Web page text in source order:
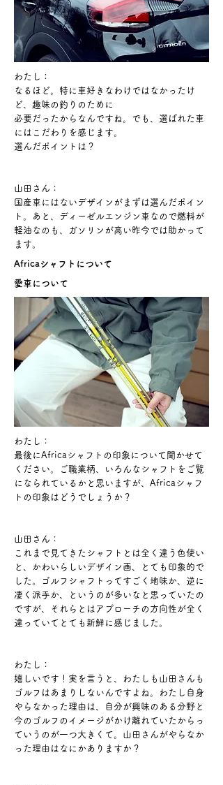
わたし：
なるほど。特に車好きなわけではなかったけ
ど、趣味の釣りのために
必要だったからなんですね。でも、選ばれた車
にはこだわりを感じます。
選んだポイントは？
山田さん：
国産車にはないデザインがまずは選んだポイン
ト。
あと、ディーゼルエンジン車なので燃料が
軽油なのも、ガソリンが高い昨今では 助かって
ます。
Africaシャフトについて
愛車について
わたし：
最後にAfricaシャフトの印象について聞かせて
ください。​ご職業柄、いろんなシャフトをご覧
になられているかと思いますが、Africaシャフ
トの印象はどうでしょうか？
山田さん：
これまで見てきたシャフトとは全く違う色使い
と、かわいらしいデザイン画、
とても印象的で
した。ゴルフシャフトってすごく地味か、逆に
凄く派手か、というのが多いなと思っていたの
ですが、それらとはアプローチの方向性が全く
違っていてとても新鮮に感じました。
わたし：
嬉しいです！実を言うと、わたしも山田さんも
ゴルフはあまりしないんですよね。
わたし自身
やらなかった理由は、自分が興味のある分野と
今のゴルフのイメージがかけ離れていたから​っ
ていうのが一つ大きくて。山田さんがやらなか
った理由はなにかありますか？